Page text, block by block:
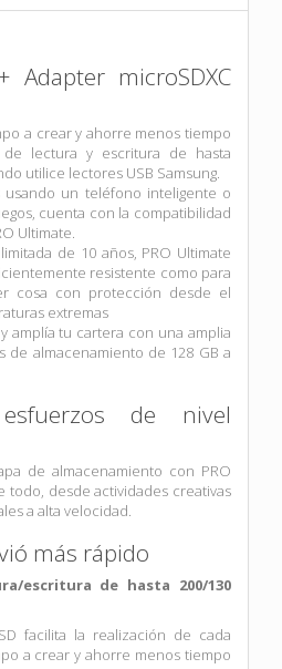
Adapter microSDXC
a crear y ahorre menos tiempo
de lectura y escritura de hasta
utilice lectores USB Samsung.
usando un teléfono inteligente o
cuenta con la compatibilidad
Ultimate.
de 10 años, PRO Ultimate
resistente como para
cosa con protección desde el
extremas
amplía tu cartera con una amplia
de almacenamiento de 128 GB a
de nivel
de almacenamiento con PRO
todo, desde actividades creativas
a alta velocidad.
más rápido
escritura de hasta 200/130
facilita la realización de cada
a crear y ahorre menos tiempo